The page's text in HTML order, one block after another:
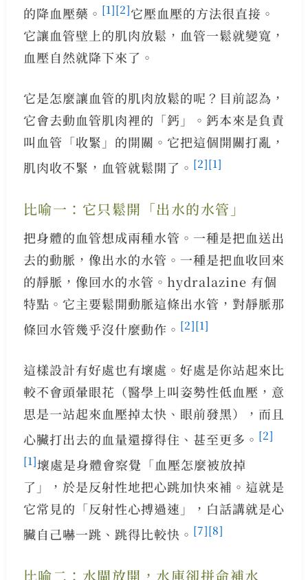
的降血壓藥。 [1][2]它壓血壓的方法很直接。
它讓血管壁上的肌肉放鬆，血管一鬆就變寬，
血壓自然就降下來了。
它是怎麼讓血管的肌肉放鬆的呢？目前認為，
它會去動血管肌肉裡的「鈣」。鈣本來是負責
叫血管「收緊」的開關。它把這個開關打亂，
肌肉收不緊，血管就鬆開了。 [2][1]
比喻一：它只鬆開「出水的水管」
把身體的血管想成兩種水管。一種是把血送出
去的動脈，像出水的水管。一種是把血收回來
的靜脈，像回水的水管。hydralazine 有個
特點。它主要鬆開動脈這條出水管，對靜脈那
條回水管幾乎沒什麼動作。 [2][1]
這樣設計有好處也有壞處。好處是你站起來比
較不會頭暈眼花（醫學上叫姿勢性低血壓，意
思是一站起來血壓掉太快、眼前發黑），而且
心臟打出去的血量還撐得住、甚至更多。 [2]
[1]壞處是身體會察覺「血壓怎麼被放掉
了」，於是反射性地把心跳加快來補。這就是
它常見的「反射性心搏過速」，白話講就是心
臟自己嚇一跳、跳得比較快。 [7][8]
比喻二：水閘放開，水庫卻拼命補水